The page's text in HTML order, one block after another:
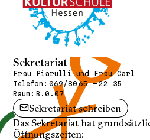
Sekretariat
Frau Piarulli und Frau Carl
Telefon: 069/80 65 - 22 35
Raum: B.0.07
Sekretariat schreiben
Das Sekretariat hat
Öffnungszeiten: